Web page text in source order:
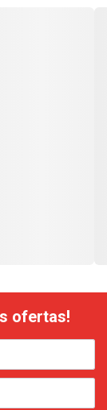
ofertas!